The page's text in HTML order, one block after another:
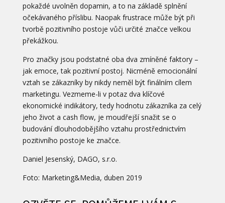
pokaždé uvolněn dopamin, a to na základě splnění
očekávaného příslibu. Naopak frustrace může být při
tvorbě pozitivního postoje vůči určité značce velkou
překážkou.
Pro značky jsou podstatné oba dva zmíněné faktory –
jak emoce, tak pozitivní postoj. Nicméně emocionální
vztah se zákazníky by nikdy neměl být finálním cílem
marketingu. Vezmeme-li v potaz dva klíčové
ekonomické indikátory, tedy hodnotu zákazníka za celý
jeho život a cash flow, je moudřejší snažit se o
budování dlouhodobějšího vztahu prostřednictvím
pozitivního postoje ke značce.
Daniel Jesenský, DAGO, s.r.o.
Foto: Marketing&Media, duben 2019